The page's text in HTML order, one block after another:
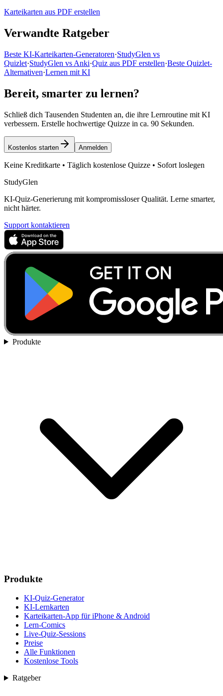
Karteikarten aus PDF erstellen
Verwandte Ratgeber
Beste KI-Karteikarten-Generatoren·StudyGlen vs
Quizlet·StudyGlen vs Anki·Quiz aus PDF erstellen·Beste Quizlet-
Alternativen·Lernen mit KI
Bereit, smarter zu lernen?
Schließ dich Tausenden Studenten an, die ihre Lernroutine mit KI
verbessern. Erstelle hochwertige Quizze in ca. 90 Sekunden.
Kostenlos starten Anmelden
Keine Kreditkarte • Täglich kostenlose Quizze • Sofort loslegen
StudyGlen
KI-Quiz-Generierung mit kompromissloser Qualität. Lerne smarter,
nicht härter.
Support kontaktieren
Produkte
Produkte
KI-Quiz-Generator
KI-Lernkarten
Karteikarten-App für iPhone & Android
Lern-Comics
Live-Quiz-Sessions
Preise
Alle Funktionen
Kostenlose Tools
Ratgeber